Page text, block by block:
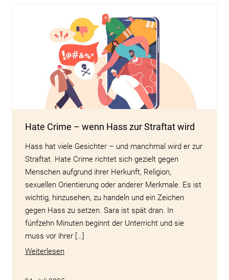
Hate Crime – wenn Hass zur Straftat wird
Hass hat viele Gesichter – und manchmal wird er zur
Straftat. Hate Crime richtet sich gezielt gegen
Menschen aufgrund ihrer Herkunft, Religion,
sexuellen Orientierung oder anderer Merkmale. Es ist
wichtig, hinzusehen, zu handeln und ein Zeichen
gegen Hass zu setzen. Sara ist spät dran. In
fünfzehn Minuten beginnt der Unterricht und sie
muss vor ihrer […]
Weiterlesen